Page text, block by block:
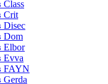
Class
Crit
Disec
Dom
Elbor
Evva
FAYN
Gerda